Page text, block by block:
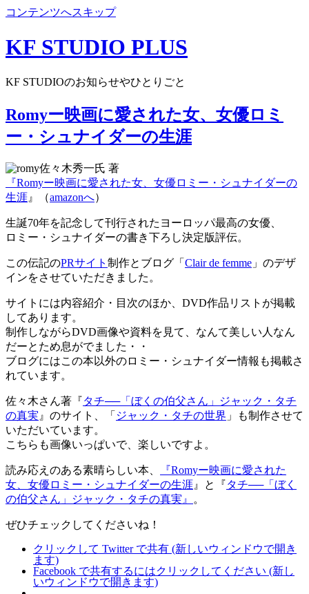
コンテンツへスキップ
KF STUDIO PLUS
KF STUDIOのお知らせやひとりごと
Romyー映画に愛された女、女優ロミ
ー・シュナイダーの生涯
佐々木秀一氏 著
『Romyー映画に愛された女、女優ロミー・シュナイダーの
生涯 』（amazonへ）
生誕70年を記念して刊行されたヨーロッパ最高の女優、
ロミー・シュナイダーの書き下ろし決定版評伝。
この伝記のPRサイト 制作とブログ「 Clair de femme 」のデザ
インをさせていただきました。
サイトには内容紹介・目次のほか、DVD作品リストが掲載
してあります。
制作しながらDVD画像や資料を見て、なんて美しい人なん
だーとため息がでました・・
ブログにはこの本以外のロミー・シュナイダー情報も掲載さ
れています。
佐々木さん著『タチ──「ぼくの伯父さん」ジャック・タチ
の真実 』のサイト、「 ジャック・タチの世界 」も制作させて
いただいています。
こちらも画像いっぱいで、楽しいですよ。
読み応えのある素晴らしい本、 『Romyー映画に愛された
女、女優ロミー・シュナイダーの生涯 』と『タチ──「ぼく
の伯父さん」ジャック・タチの真実 』 。
ぜひチェックしてくださいね！
クリックして Twitter で共有 (新しいウィンドウで開き
ます)
Facebook で共有するにはクリックしてください (新し
いウィンドウで開きます)